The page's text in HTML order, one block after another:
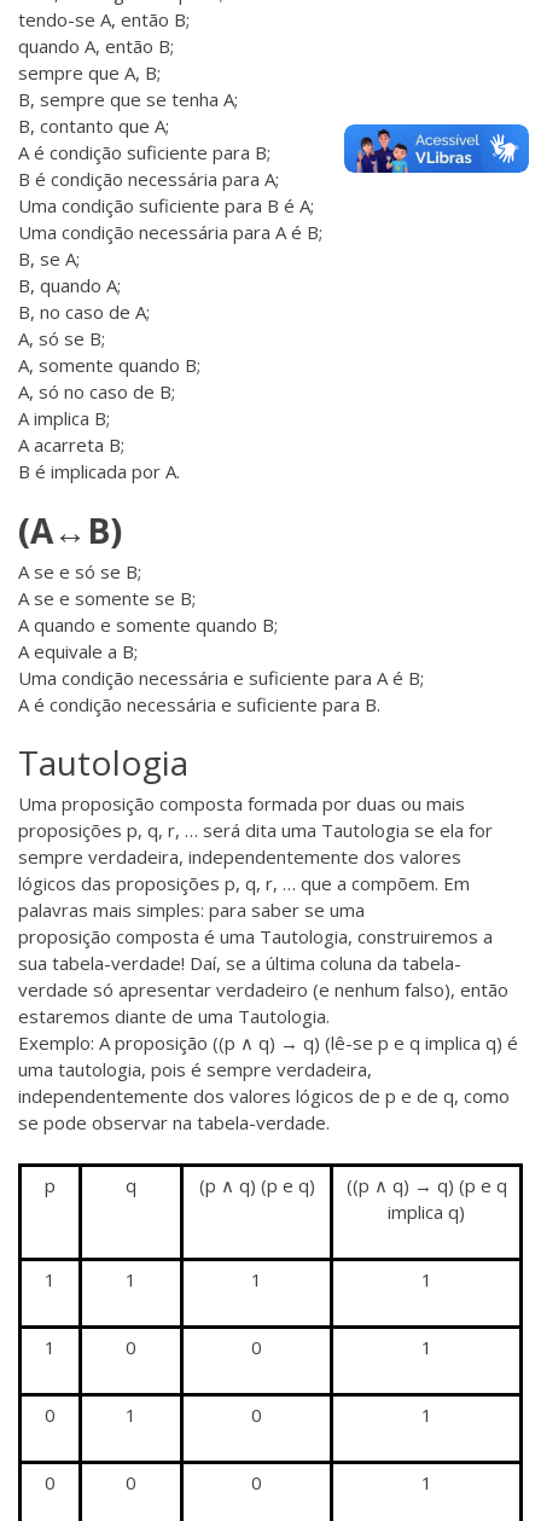
tendo-se A, então B;
quando A, então B;
sempre que A, B;
B, sempre que se tenha A;
B, contanto que A;
A é condição suficiente para B;
B é condição necessária para A;
Uma condição suficiente para B é A;
Uma condição necessária para A é B;
B, se A;
B, quando A;
B, no caso de A;
A, só se B;
A, somente quando B;
A, só no caso de B;
A implica B;
A acarreta B;
B é implicada por A.
(A↔B)
A se e só se B;
A se e somente se B;
A quando e somente quando B;
A equivale a B;
Uma condição necessária e suficiente para A é B;
A é condição necessária e suficiente para B.
Tautologia
Uma proposição composta formada por duas ou mais
proposições p, q, r, … será dita uma Tautologia se ela for
sempre verdadeira, independentemente dos valores
lógicos das proposições p, q, r, … que a compõem. Em
palavras mais simples: para saber se uma
proposição composta é uma Tautologia, construiremos a
sua tabela-verdade! Daí, se a última coluna da tabela-
verdade só apresentar verdadeiro (e nenhum falso), então
estaremos diante de uma Tautologia.
Exemplo: A proposição ((p ∧ q) → q) (lê-se p e q implica q) é
uma tautologia, pois é sempre verdadeira,
independentemente dos valores lógicos de p e de q, como
se pode observar na tabela-verdade.
p q (p ∧ q) (p e q)
((p ∧ q) → q) (p e q
implica q)
1 1 1 1
1 0 0 1
0 1 0 1
0 0 0 1